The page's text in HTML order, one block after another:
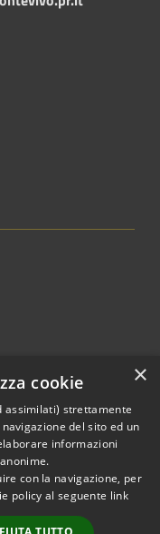
© 2026 • Comune di
• Powered by
•Accesso
redazione
×
cookie
assimilati) strettamente
del sito ed un
informazioni
con la navigazione, per
policy al seguente link